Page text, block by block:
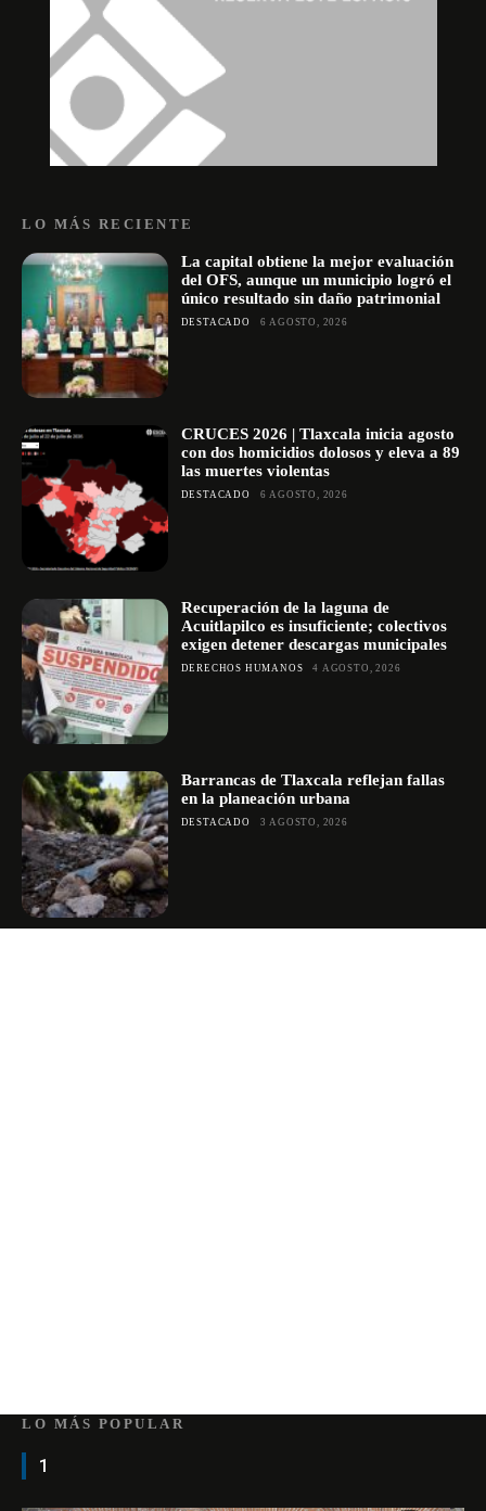
LO MÁS RECIENTE
La capital obtiene la mejor evaluación
del OFS, aunque un municipio logró el
único resultado sin daño patrimonial
DESTACADO 6 AGOSTO, 2026
CRUCES 2026 | Tlaxcala inicia agosto
con dos homicidios dolosos y eleva a 89
las muertes violentas
DESTACADO 6 AGOSTO, 2026
Recuperación de la laguna de
Acuitlapilco es insuficiente; colectivos
exigen detener descargas municipales
DERECHOS HUMANOS 4 AGOSTO, 2026
Barrancas de Tlaxcala reflejan fallas
en la planeación urbana
DESTACADO 3 AGOSTO, 2026
LO MÁS POPULAR
1